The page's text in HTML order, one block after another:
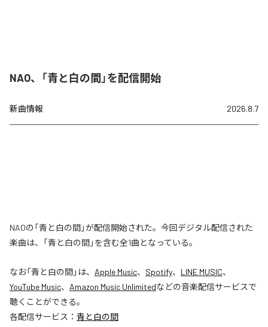
NAO、「青と白の間」を配信開始
新曲情報 2026.8.7
NAOの「青と白の間」が配信開始された。今回デジタル配信された
楽曲は、「青と白の間」を含む全1曲となっている。
なお「青と白の間」は、 Apple Music、 Spotify、 LINE MUSIC、
YouTube Music、 Amazon Music Unlimitedなどの音楽配信サービスで
聴くことができる。
各配信サービス： 青と白の間